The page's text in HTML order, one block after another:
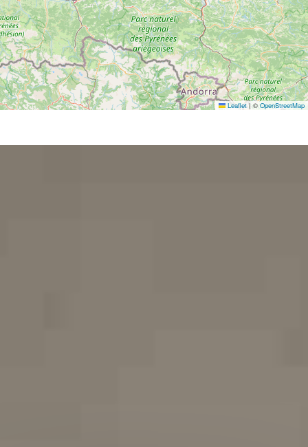
Leaflet |©OpenStreetMap